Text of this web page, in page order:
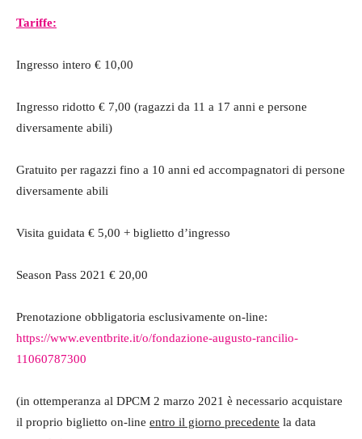
Tariffe:
Ingresso intero € 10,00
Ingresso ridotto € 7,00 (ragazzi da 11 a 17 anni e persone
diversamente abili)
Gratuito per ragazzi fino a 10 anni ed accompagnatori di persone
diversamente abili
Visita guidata € 5,00 + biglietto d’ingresso
Season Pass 2021 € 20,00
Prenotazione obbligatoria esclusivamente on-line:
https://www.eventbrite.it/o/fondazione-augusto-rancilio-
11060787300
(in ottemperanza al DPCM 2 marzo 2021 è necessario acquistare
il proprio biglietto on-line entro il giorno precedente la data